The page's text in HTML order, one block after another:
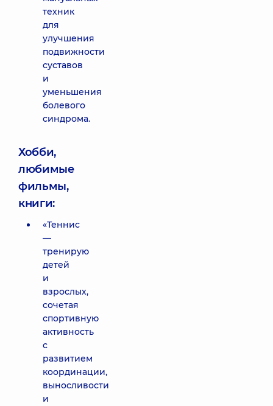
техник
для
улучшения
подвижности
суставов
и
уменьшения
болевого
синдрома.
Хобби,
любимые
фильмы,
книги:
«Теннис
—
тренирую
детей
и
взрослых,
сочетая
спортивную
активность
с
развитием
координации,
выносливости
и